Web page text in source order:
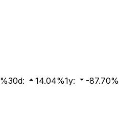
%30d: 14.04%1y: -87.70%